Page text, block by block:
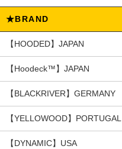
★BRAND
【HOODED】JAPAN
【Hoodeck™️】JAPAN
【BLACKRIVER】GERMANY
【YELLOWOOD】PORTUGAL
【DYNAMIC】USA